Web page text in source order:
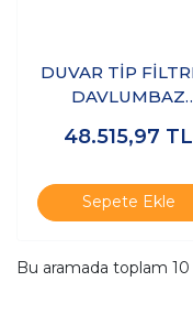
DUVAR TİP
DAVLUMBAZ
KALİTE
48.515,97 TL
Sepete Ekle
Bu aramada toplam 10